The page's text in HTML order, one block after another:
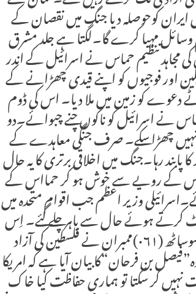
کوحوصلہ دیا جنگ میں نقصان کے
مہیا کرے گا۔لگتا ہے جلد مشرق
تنظیم حماس نے اسرائیل کے اندر
شہری ہلاک کیا۔دو سو پچاس(۰۵۲) سویلین اور فوجیوں کو اپنے قیدی چھڑانے کے
کو زمین میں ملا دیا۔ اس کی ڈوم
نے اسرائیل کو ناکوں چنے چبوائے۔دو
نہیں چھڑا سکے۔ صرف جنگی معاہدے کے
رہا۔جنگ میں اخلاقی برتری کا یہ حال
حماس کے رویے سے خوش ہو کر حمااس کے
وزیر اعظم جب اقوام متحدہ میں
تقریرکا بائی کاٹ کرتے ہوئے حال سے باہر چلے گئے۔ اِس
سے زیادہ آواز خلق کیا ہو سکتی ہے؟۔ اقوام متحدہ کے ایک سوساٹھ (۰۶۱)ممبران نے فلسطین کی آزاد
بن فرحان“کا بیان آیا ہے کہ امریکا
نہیں کر سکتا تو ہماری حفاظت کیا خاک